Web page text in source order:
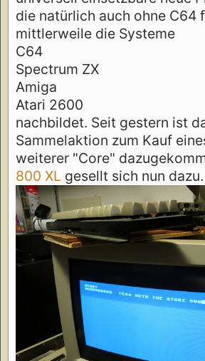
die natürlich auch ohne C64
mittlerweile die Systeme
C64
Spectrum ZX
Amiga
Atari 2600
nachbildet. Seit gestern ist
Sammelaktion zum Kauf
weiterer "Core"
800 XL gesellt sich nun dazu.